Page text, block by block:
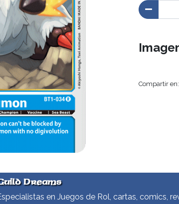
Compartir en:
Dreams
en Juegos de Rol, cartas, comics,